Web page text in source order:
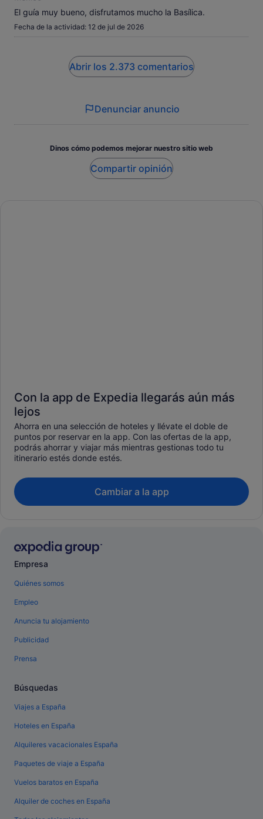
El guía muy bueno, disfrutamos mucho la Basílica.
Fecha de la actividad: 12 de jul de 2026
Abrir los 2.373 comentarios
Denunciar anuncio
Dinos cómo podemos mejorar nuestro sitio web
Compartir opinión
Con la app de Expedia llegarás aún más
lejos
Ahorra en una selección de hoteles y llévate el doble de
puntos por reservar en la app. Con las ofertas de la app,
podrás ahorrar y viajar más mientras gestionas todo tu
itinerario estés donde estés.
Cambiar a la app
Empresa
Quiénes somos
Empleo
Anuncia tu alojamiento
Publicidad
Prensa
Búsquedas
Viajes a España
Hoteles en España
Alquileres vacacionales España
Paquetes de viaje a España
Vuelos baratos en España
Alquiler de coches en España